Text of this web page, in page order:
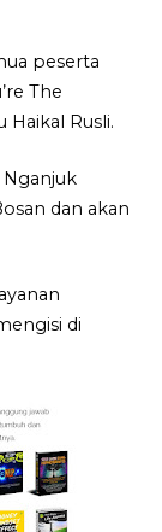
peserta
The
Haikal Rusli.
Nganjuk
dan akan
di